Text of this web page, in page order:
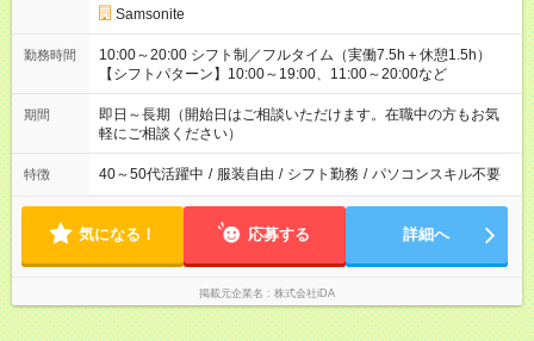
Samsonite
勤務時間
10:00～20:00 シフト制／フルタイム（実働7.5h＋休憩1.5h）
【シフトパターン】10:00～19:00、11:00～20:00など
期間
即日～長期（開始日はご相談いただけます。在職中の方もお気
軽にご相談ください）
特徴 40～50代活躍中 / 服装自由 / シフト勤務 / パソコンスキル不要
気になる！ 応募する 詳細へ
掲載元企業名 株式会社iDA